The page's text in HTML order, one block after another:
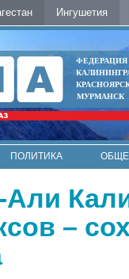
Ингушетия
ФЕДЕРАЦИЯ
МУРМАНСК
ПОЛИТИКА
–